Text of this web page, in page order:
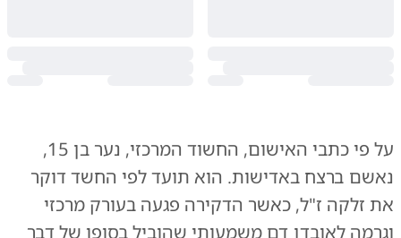
על פי כתבי האישום, החשוד המרכזי, נער בן 15,
נאשם ברצח באדישות. הוא תועד לפי החשד דוקר
את זלקה ז"ל, כאשר הדקירה פגעה בעורק מרכזי
וגרמה לאובדן דם משמעותי שהוביל בסופו של דבר